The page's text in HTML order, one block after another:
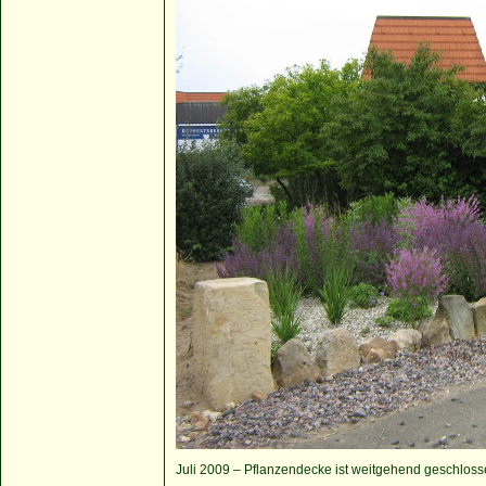
Juli 2009 – Pflanzendecke ist weitgehend